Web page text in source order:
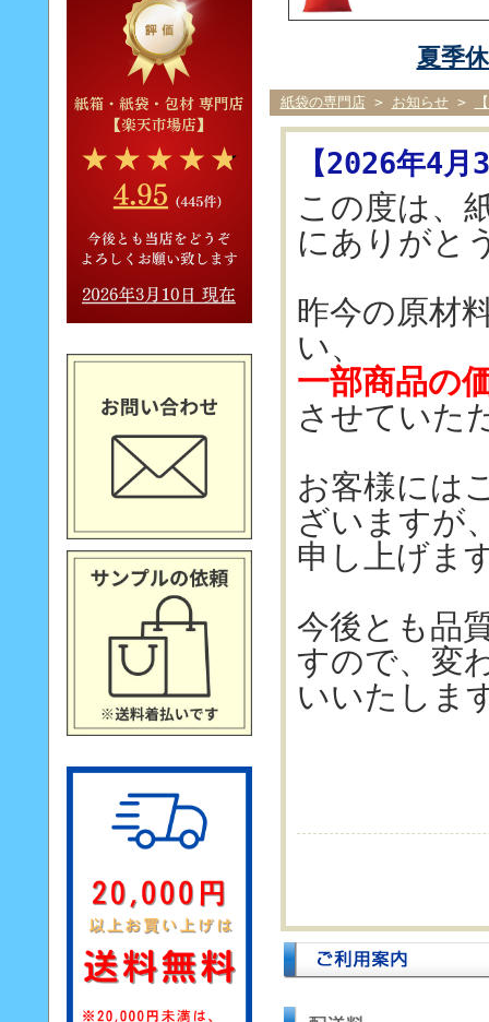
夏季
紙袋の専門店> お知らせ>
【2026年4
この度は、
にありがと
昨今の原材
い、
一部商品の
させていた
お客様には
ざいますが
申し上げま
今後とも品
すので、変
いいたしま